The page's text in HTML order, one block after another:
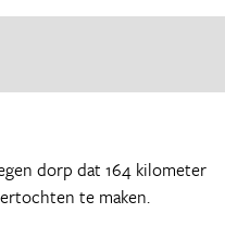
dorp dat 164 kilometer
te maken.